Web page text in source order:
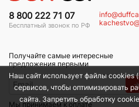
8 800 222 71 07
Бесплатный звонок по РФ
Получайте самые интересные
предложения первыми
Мы принимаем к оплате
Наш сайт использует файлы cookies
сервисов, чтобы оптимизировать
сайта. Запретить обработку